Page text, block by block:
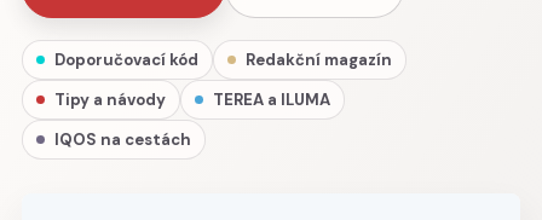
Doporučovací kód
Redakční magazín
Tipy a návody
TEREA a ILUMA
IQOS na cestách